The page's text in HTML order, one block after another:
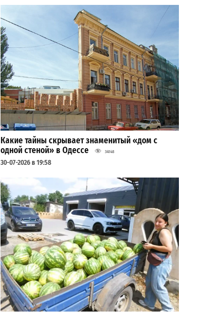
Какие тайны скрывает знаменитый «дом с
одной стеной» в Одессе
34148
30-07-2026 в 19:58